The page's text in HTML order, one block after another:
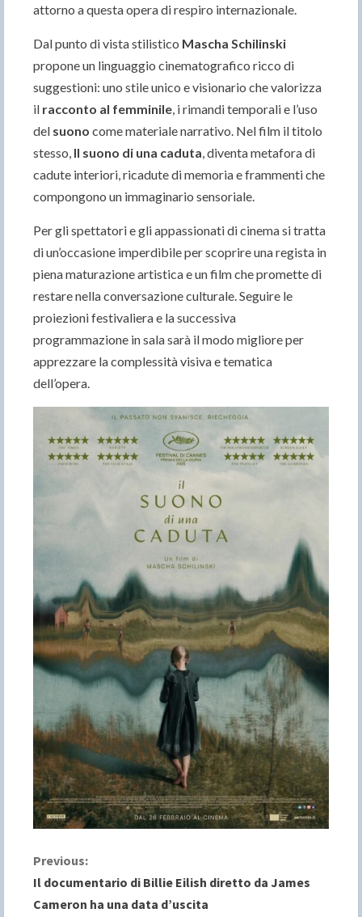
attorno a questa opera di respiro internazionale.
Dal punto di vista stilistico Mascha Schilinski
propone un linguaggio cinematografico ricco di
suggestioni: uno stile unico e visionario che valorizza
il racconto al femminile , i rimandi temporali e l’uso
del suono come materiale narrativo. Nel film il titolo
stesso, Il suono di una caduta , diventa metafora di
cadute interiori, ricadute di memoria e frammenti che
compongono un immaginario sensoriale.
Per gli spettatori e gli appassionati di cinema si tratta
di un’occasione imperdibile per scoprire una regista in
piena maturazione artistica e un film che promette di
restare nella conversazione culturale. Seguire le
proiezioni festivaliera e la successiva
programmazione in sala sarà il modo migliore per
apprezzare la complessità visiva e tematica
dell’opera.
C
o
Previous:
Il documentario di Billie Eilish diretto da James
Cameron ha una data d’uscita